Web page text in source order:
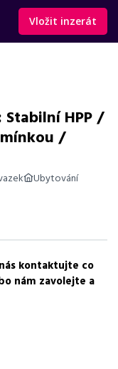
Vložit inzerát
HPP /
/
Ubytování
s bonusy a
kontaktujte co
nám zavolejte a